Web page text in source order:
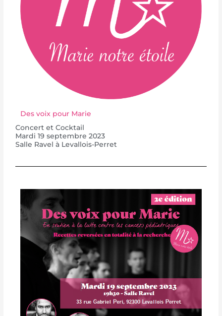
Des voix pour Marie
Concert et Cocktail
Mardi 19 septembre 2023
Salle Ravel à Levallois-Perret